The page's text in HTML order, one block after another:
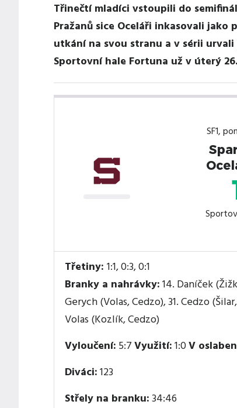
Třinečtí mladíci vstoupili do
Pražanů sice Oceláři inkasovali
utkání na svou stranu a v sérii
Sportovní hale Fortuna už v úterý
SF1,
Třetiny: 1:1, 0:3, 0:1
Branky a nahrávky:14. Daníček
Gerych (Volas, Cedzo), 31. Cedzo
Volas (Kozlík, Cedzo)
Vyloučení: 5:7Využití:1:0V
Diváci:123
Střely na branku:34:46